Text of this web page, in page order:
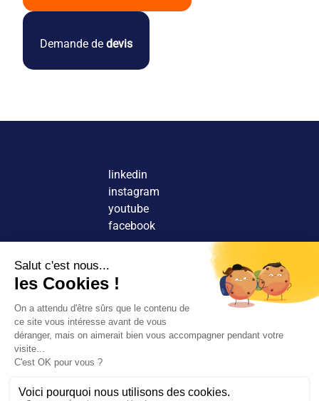
Rechercher
Rejoignez-
Demande de devis
linkedin
instagram
youtube
facebook
Découvrir nos agences
Rejoindre nos équipes
© 2026 Tous droits réservés.
FR
Mentions légales